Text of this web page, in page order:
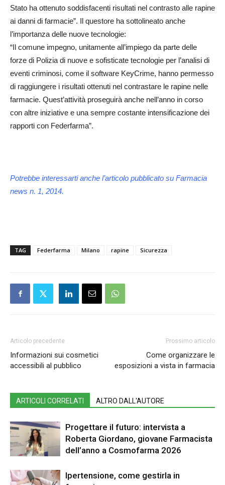
Stato ha ottenuto soddisfacenti risultati nel contrasto alle rapine
ai danni di farmacie”. Il questore ha sottolineato anche
l’importanza delle nuove tecnologie:
“Il comune impegno, unitamente all’impiego da parte delle
forze di Polizia di nuove e sofisticate tecnologie per l’analisi di
eventi criminosi, come il software KeyCrime, hanno permesso
di raggiungere i risultati ottenuti nel contrastare le rapine nelle
farmacie. Quest’attività proseguirà anche nell’anno in corso
con altre iniziative e una sempre costante intensificazione dei
rapporti con Federfarma”.
Potrebbe interessarti anche l’articolo pubblicato su Farmacia
news n. 1, 2014.
TAG Federfarma Milano rapine Sicurezza
Articolo precedente
Informazioni sui cosmetici
accessibili al pubblico
Prossimo articolo
Come organizzare le
esposizioni a vista in farmacia
ARTICOLI CORRELATI ALTRO DALL'AUTORE
Progettare il futuro: intervista a
Roberta Giordano, giovane Farmacista
dell’anno a Cosmofarma 2026
Ipertensione, come gestirla in